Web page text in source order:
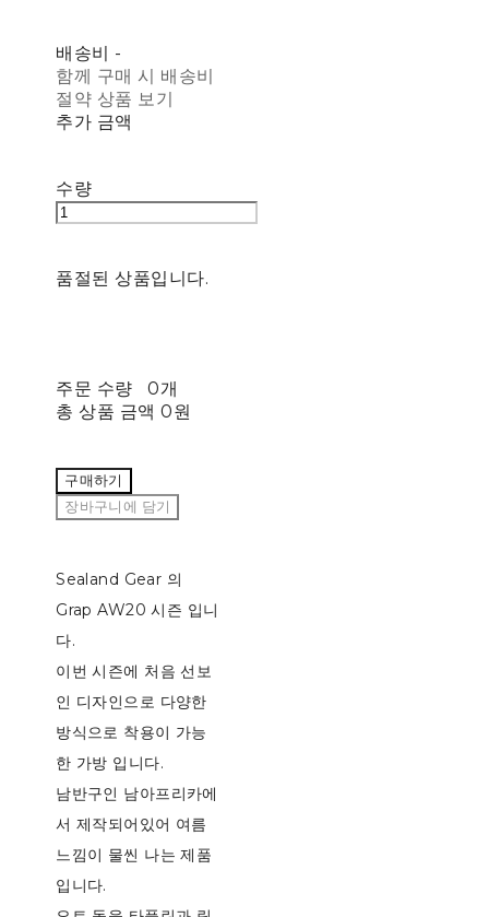
배송비 -
함께 구매 시 배송비
절약 상품 보기
추가 금액
수량
품절된 상품입니다.
주문 수량
0개
총 상품 금액 0원
구매하기
장바구니에 담기
Sealand Gear 의
Grap AW20 시즌 입니
다.
이번 시즌에 처음 선보
인 디자인으로 다양한
방식으로 착용이 가능
한 가방 입니다.
남반구인 남아프리카에
서 제작되어있어 여름
느낌이 물씬 나는 제품
입니다.